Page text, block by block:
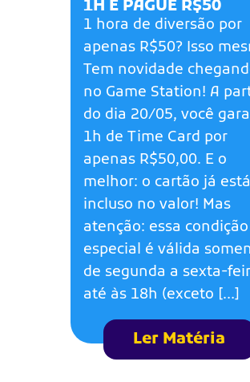
1H E PAGUE R$50
1 hora de diversão por
apenas R$50? Isso
Tem novidade
no Game Station! A
do dia 20/05, você
1h de Time Card por
apenas R$50,00. E o
melhor: o cartão já está
incluso no valor! Mas
atenção: essa condição
especial é válida
de segunda a sexta-
até às 18h (exceto […]
Ler Matéria